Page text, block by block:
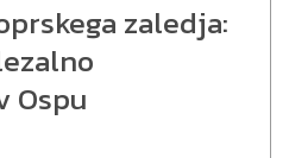
zaledja:
Ospu